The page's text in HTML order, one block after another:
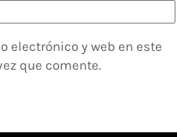
electrónico y web en este
que comente.